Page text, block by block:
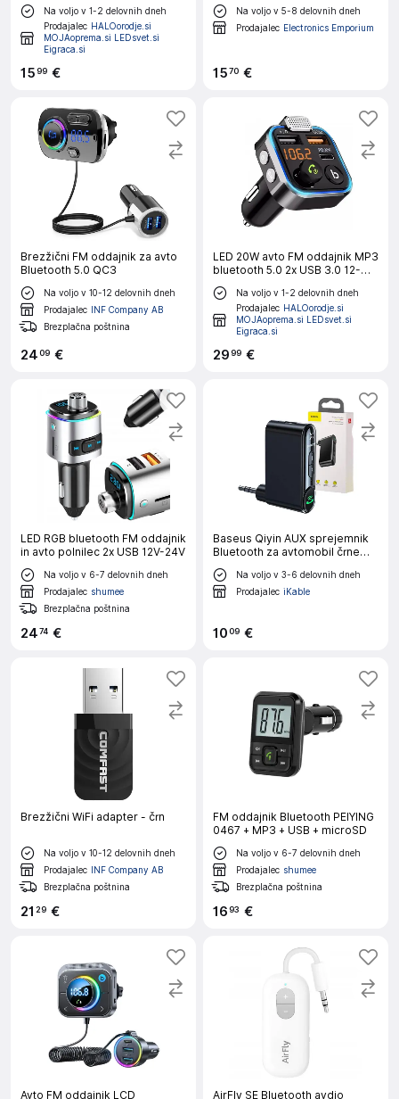
Na voljo v 1-2 delovnih dneh
Prodajalec HALOorodje.si
MOJAoprema.si LEDsvet.si
Eigraca.si
1599 €
Na voljo v 5-8 delovnih dneh
Prodajalec Electronics Emporium
1570 €
Brezžični FM oddajnik za avto
Bluetooth 5.0 QC3
Na voljo v 10-12 delovnih dneh
Prodajalec INF Company AB
Brezplačna poštnina
2409 €
LED 20W avto FM oddajnik MP3
bluetooth 5.0 2x USB 3.0 12-
24V
Na voljo v 1-2 delovnih dneh
Prodajalec HALOorodje.si
MOJAoprema.si LEDsvet.si
Eigraca.si
2999 €
LED RGB bluetooth FM oddajnik
in avto polnilec 2x USB 12V-24V
Na voljo v 6-7 delovnih dneh
Prodajalec shumee
Brezplačna poštnina
2474 €
Baseus Qiyin AUX sprejemnik
Bluetooth za avtomobil črne
barve
Na voljo v 3-6 delovnih dneh
Prodajalec iKable
1009 €
Brezžični WiFi adapter - črn
Na voljo v 10-12 delovnih dneh
Prodajalec INF Company AB
Brezplačna poštnina
21 29 €
FM oddajnik Bluetooth PEIYING
0467 + MP3 + USB + microSD
Na voljo v 6-7 delovnih dneh
Prodajalec shumee
Brezplačna poštnina
1693 €
Avto FM oddajnik LCD
AirFly SE Bluetooth avdio